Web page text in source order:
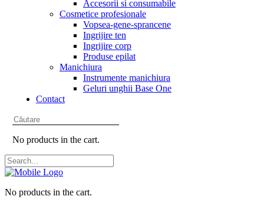
Accesorii si consumabile
Cosmetice profesionale
Vopsea-gene-sprancene
Ingrijire ten
Ingrijire corp
Produse epilat
Manichiura
Instrumente manichiura
Geluri unghii Base One
Contact
No products in the cart.
No products in the cart.